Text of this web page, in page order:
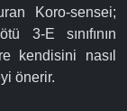
Koro-sensei;
3-E sınıfının
kendisini nasıl
önerir.